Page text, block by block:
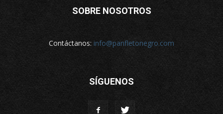
SOBRE NOSOTROS
Contáctanos: info@panfletonegro.com
SÍGUENOS